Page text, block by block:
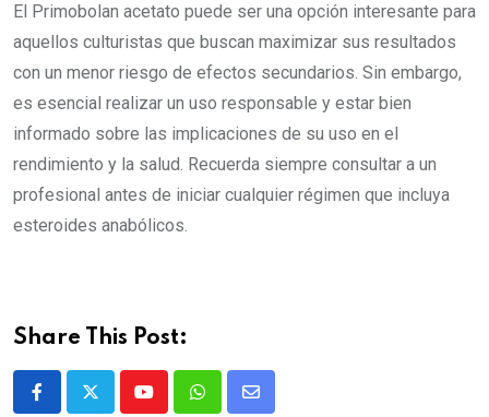
El Primobolan acetato puede ser una opción interesante para
aquellos culturistas que buscan maximizar sus resultados
con un menor riesgo de efectos secundarios. Sin embargo,
es esencial realizar un uso responsable y estar bien
informado sobre las implicaciones de su uso en el
rendimiento y la salud. Recuerda siempre consultar a un
profesional antes de iniciar cualquier régimen que incluya
esteroides anabólicos.
Share This Post:
YoutubeWhatsappShare